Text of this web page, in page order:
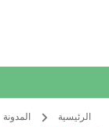
الرئيسية المدونة